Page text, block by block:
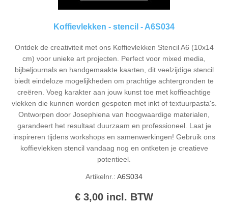
Koffievlekken - stencil - A6S034
Ontdek de creativiteit met ons Koffievlekken Stencil A6 (10x14
cm) voor unieke art projecten. Perfect voor mixed media,
bijbeljournals en handgemaakte kaarten, dit veelzijdige stencil
biedt eindeloze mogelijkheden om prachtige achtergronden te
creëren. Voeg karakter aan jouw kunst toe met koffieachtige
vlekken die kunnen worden gespoten met inkt of textuurpasta's.
Ontworpen door Josephiena van hoogwaardige materialen,
garandeert het resultaat duurzaam en professioneel. Laat je
inspireren tijdens workshops en samenwerkingen! Gebruik ons
koffievlekken stencil vandaag nog en ontketen je creatieve
potentieel.
Artikelnr.: A6S034
€ 3,00 incl. BTW